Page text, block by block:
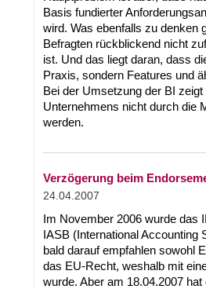
Basis fundierter
wird. Was ebenfalls zu denken
Befragten rückblickend nicht
ist. Und das liegt daran, dass
Praxis, sondern Features und
Bei der Umsetzung der BI
Unternehmens nicht durch die
werden.
Verzögerung beim
24.04.2007
Im November 2006 wurde das
IASB (International Accounting
bald darauf empfahlen sowohl
das EU-Recht, weshalb mit
wurde. Aber am 18.04.2007